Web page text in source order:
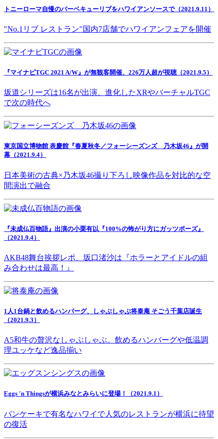
トニーローマ自慢のバーベキューリブをハワイアンソースで（2021.9.11）
"No.1リブ レストラン"国内7店舗でハワイアンフェアを開催
『マイナビTGC 2021 A/W』が無観客開催、226万人超が視聴（2021.9.5）
坂道シリーズは16名が出演、進化したXRやバーチャルTGC
で次の時代へ
東京国立博物館 表慶館『春夏秋冬／フォーシーズンズ 乃木坂46』が開
幕（2021.9.4）
日本美術の古典×乃木坂46撮り下ろし映像作品を対比的な空
間演出で融合
『未成仏百物語』出演の小栗有以『100%の怖がり方にガッツポーズ』
（2021.9.4）
AKB48舞台挨拶レポ、坂口渚沙は『ホラーとアイドルの組
み合わせは最高！』
1人1台鍋と飲めるハンバーグ、しゃぶしゃぶ将泰庵 そごう千葉店誕生
（2021.9.3）
A5和牛の贅沢なしゃぶしゃぶ。飲めるハンバーグや低温調
理ユッケなど逸品揃い
Eggs 'n Thingsが横浜みなとみらいに登場！（2021.9.1）
パンケーキで有名なハワイで人気のレストランが横浜に待望
の復活